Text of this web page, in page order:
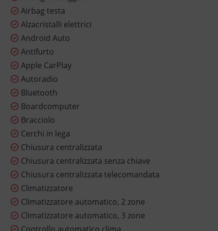
Airbag testa
Alzacristalli elettrici
Android Auto
Antifurto
Apple CarPlay
Autoradio
Bluetooth
Boardcomputer
Bracciolo
Cerchi in lega
Chiusura centralizzata
Chiusura centralizzata senza chiave
Chiusura centralizzata telecomandata
Climatizzatore
Climatizzatore automatico, 2 zone
Climatizzatore automatico, 3 zone